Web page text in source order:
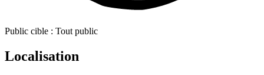
Public cible : Tout public
Localisation